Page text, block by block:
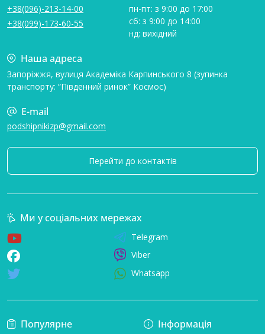
+38(096)-213-14-00
+38(099)-173-60-55
пн-пт: з 9:00 до 17:00
сб: з 9:00 до 14:00
нд: вихідний
Наша адреса
Запоріжжя, вулиця Академіка Карпинського 8 (зупинка
транспорту: “Південний ринок” Космос)
E-mail
podshipnikizp@gmail.com
Перейти до контактів
Популярне Інформація
Ми у соціальних мережах
Telegram
Viber
Whatsapp